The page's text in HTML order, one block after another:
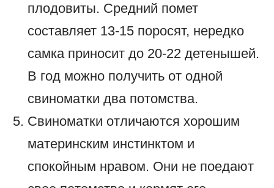
плодовиты. Средний помет
составляет 13-15 поросят, нередко
самка приносит до 20-22 детенышей.
В год можно получить от одной
свиноматки два потомства.
Свиноматки отличаются хорошим
материнским инстинктом и
спокойным нравом. Они не поедают